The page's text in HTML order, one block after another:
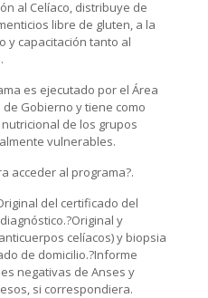
al Celíaco, distribuye de
libre de gluten, a la
y capacitación tanto al
es ejecutado por el Área
Gobierno y tiene como
de los grupos
vulnerables.
acceder al programa?.
del certificado del
y
celíacos) y biopsia
de domicilio.?Informe
negativas de Anses y
si correspondiera.